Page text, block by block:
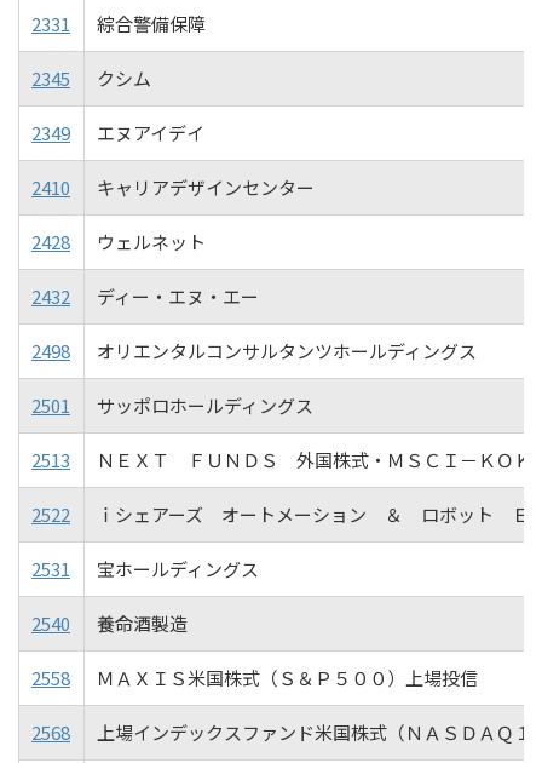
2331 綜合警備保障
2345 クシム
2349 エヌアイデイ
2410 キャリアデザインセンター
2428 ウェルネット
2432 ディー・エヌ・エー
2498 オリエンタルコンサルタンツホールディングス
2501 サッポロホールディングス
2513 ＮＥＸＴ ＦＵＮＤＳ 外国株式・ＭＳＣＩ－ＫＯＫ
2522 ｉシェアーズ オートメーション ＆ ロボット Ｅ
2531 宝ホールディングス
2540 養命酒製造
2558 ＭＡＸＩＳ米国株式（Ｓ＆Ｐ５００）上場投信
2568 上場インデックスファンド米国株式（ＮＡＳＤＡＱ１